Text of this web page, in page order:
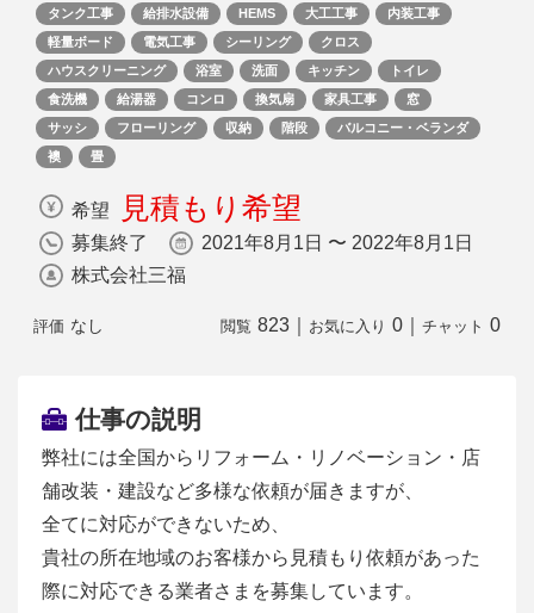
タンク工事
給排水設備 HEMS 大工工事
内装工事
軽量ボード
電気工事 シーリング
クロス
ハウスクリーニング
浴室 洗面 キッチン
トイレ
食洗機
給湯器 コンロ 換気扇 家具工事
窓
サッシ
フローリング 収納 階段
バルコニー・ベランダ
襖
畳
希望 見積もり希望
募集終了
2021年8月1日 〜 2022年8月1日
株式会社三福
評価 なし 閲覧 823 お気に入り 0 チャット 0
仕事の説明
弊社には全国からリフォーム・リノベーション・店
舗改装・建設など多様な依頼が届きますが、
全てに対応ができないため、
貴社の所在地域のお客様から見積もり依頼があった
際に対応できる業者さまを募集しています。